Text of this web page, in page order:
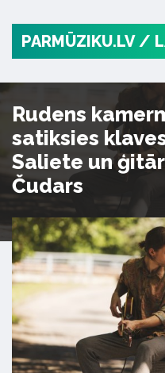
PARMŪZIKU.LV /
Rudens
satiksies
Saliete un
Čudars